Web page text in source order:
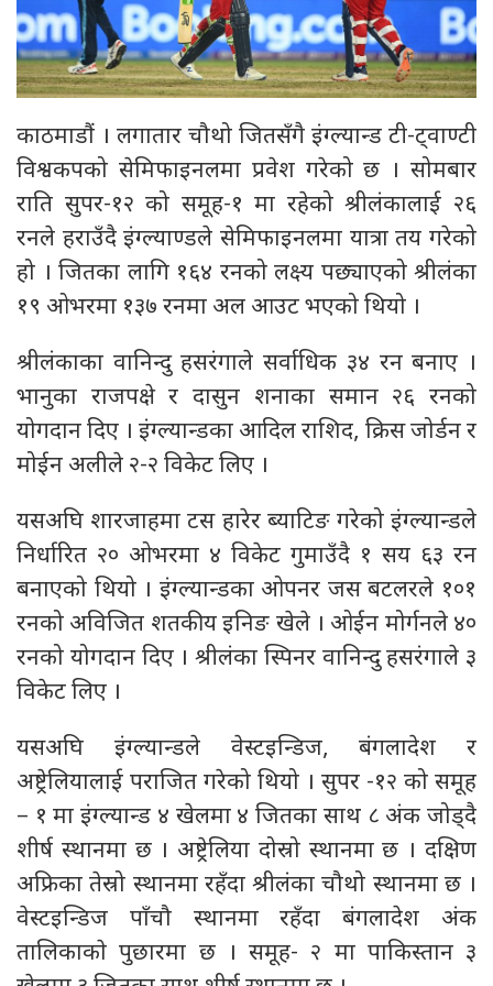
काठमाडौं । लगातार चौथो जितसँगै इंग्ल्यान्ड टी-ट्वाण्टी
विश्वकपको सेमिफाइनलमा प्रवेश गरेको छ । सोमबार
राति सुपर-१२ को समूह-१ मा रहेको श्रीलंकालाई २६
रनले हराउँदै इंग्ल्याण्डले सेमिफाइनलमा यात्रा तय गरेको
हो । जितका लागि १६४ रनको लक्ष्य पछ्याएको श्रीलंका
१९ ओभरमा १३७ रनमा अल आउट भएको थियो ।
श्रीलंकाका वानिन्दु हसरंगाले सर्वाधिक ३४ रन बनाए ।
भानुका राजपक्षे र दासुन शनाका समान २६ रनको
योगदान दिए । इंग्ल्यान्डका आदिल राशिद, क्रिस जोर्डन र
मोईन अलीले २-२ विकेट लिए ।
यसअघि शारजाहमा टस हारेर ब्याटिङ गरेको इंग्ल्यान्डले
निर्धारित २० ओभरमा ४ विकेट गुमाउँदै १ सय ६३ रन
बनाएको थियो । इंग्ल्यान्डका ओपनर जस बटलरले १०१
रनको अविजित शतकीय इनिङ खेले । ओईन मोर्गनले ४०
रनको योगदान दिए । श्रीलंका स्पिनर वानिन्दु हसरंगाले ३
विकेट लिए ।
यसअघि इंग्ल्यान्डले वेस्टइन्डिज, बंगलादेश र
अष्ट्रेलियालाई पराजित गरेको थियो । सुपर -१२ को समूह
– १ मा इंग्ल्यान्ड ४ खेलमा ४ जितका साथ ८ अंक जोड्दै
शीर्ष स्थानमा छ । अष्ट्रेलिया दोस्रो स्थानमा छ । दक्षिण
अफ्रिका तेस्रो स्थानमा रहँदा श्रीलंका चौथो स्थानमा छ ।
वेस्टइन्डिज पाँचौ स्थानमा रहँदा बंगलादेश अंक
तालिकाकाे पुछारमा छ । समूह- २ मा पाकिस्तान ३